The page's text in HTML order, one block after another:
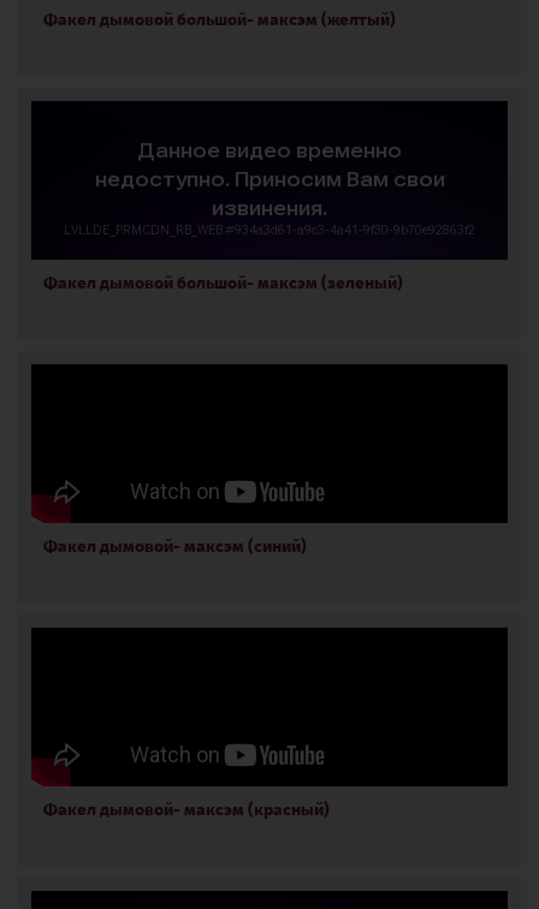
Факел дымовой большой- максэм (желтый)
Факел дымовой большой- максэм (зеленый)
Факел дымовой- максэм (синий)
Факел дымовой- максэм (красный)